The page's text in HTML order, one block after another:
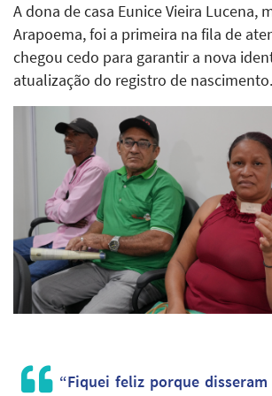
A dona de casa Eunice Vieira Lucena,
Arapoema, foi a primeira na fila de
chegou cedo para garantir a nova
atualização do registro de nascimento.
“Fiquei feliz porque